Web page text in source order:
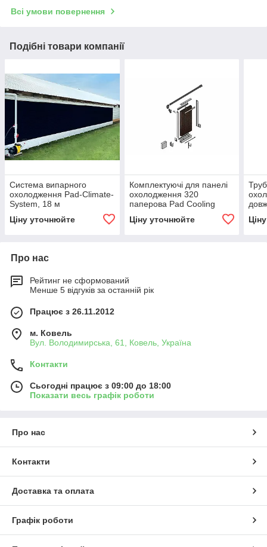
Всі умови повернення
Подібні товари компанії
Система випарного
охолодження Pad-Climate-
System, 18 м
Ціну уточнюйте
Комплектуючі для панелі
охолодження 320
паперова Pad Cooling
Ціну уточнюйте
Про нас
Рейтинг не сформований
Менше 5 відгуків за останній рік
Працює з 26.11.2012
м. Ковель
Вул. Володимирська, 61, Ковель, Україна
Контакти
Сьогодні працює з 09:00 до 18:00
Показати весь графік роботи
Про нас
Контакти
Доставка та оплата
Графік роботи